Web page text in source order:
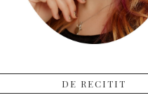
DE RECITIT